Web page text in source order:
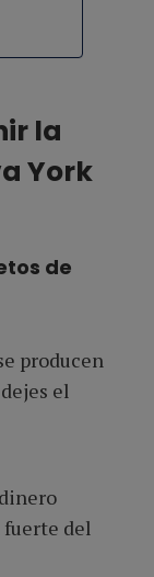
la
York
de
producen
el
fuerte del